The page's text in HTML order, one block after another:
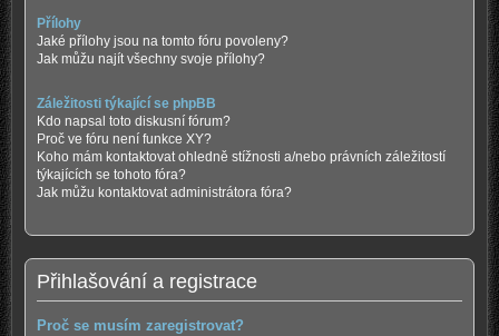
Přílohy
Jaké přílohy jsou na tomto fóru povoleny?
Jak můžu najít všechny svoje přílohy?
Záležitosti týkající se phpBB
Kdo napsal toto diskusní fórum?
Proč ve fóru není funkce XY?
Koho mám kontaktovat ohledně stížnosti a/nebo právních záležitostí
týkajících se tohoto fóra?
Jak můžu kontaktovat administrátora fóra?
Přihlašování a registrace
Proč se musím zaregistrovat?